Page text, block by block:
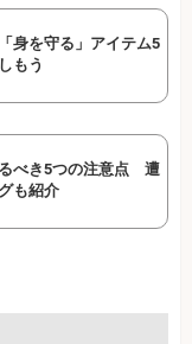
身を守る」アイテム5
もう
べき5つの注意点 遭
も紹介